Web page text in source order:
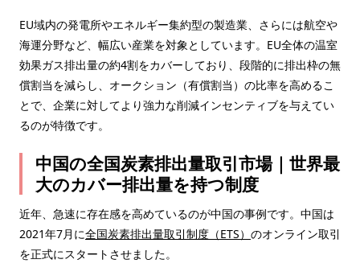
EU域内の発電所やエネルギー集約型の製造業、さらには航空や
海運分野など、幅広い産業を対象としています。EU全体の温室
効果ガス排出量の約4割をカバーしており、段階的に排出枠の無
償割当を減らし、オークション（有償割当）の比率を高めるこ
とで、企業に対してより強力な削減インセンティブを与えてい
るのが特徴です。
中国の全国炭素排出量取引市場｜世界最
大のカバー排出量を持つ制度
近年、急速に存在感を高めているのが中国の事例です。中国は
2021年7月に全国炭素排出量取引制度（ETS） のオンライン取引
を正式にスタートさせました。